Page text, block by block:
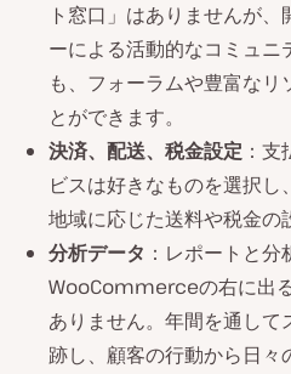
ト窓口」はありませんが
ーによる活動的なコミュニ
も、フォーラムや豊富な
とができます。
決済、配送、税金設定 ：
ビスは好きなものを選択し
地域に応じた送料や税金の
分析データ ：レポートと分
WooCommerceの右に出
ありません。年間を通して
跡し、顧客の行動から日